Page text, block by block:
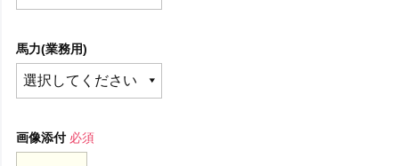
馬力(業務用)
画像添付 必須